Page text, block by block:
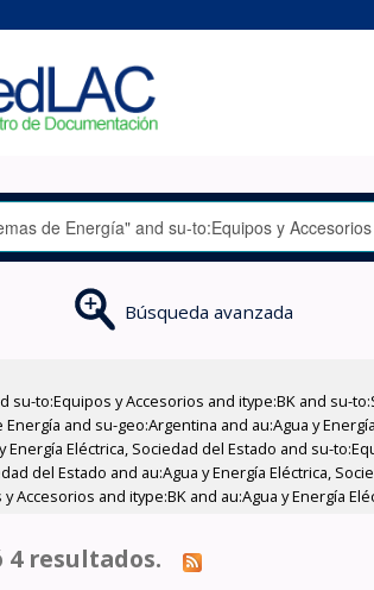
Búsqueda avanzada
to:Equipos y Accesorios and itype:BK and su-
and su-geo:Argentina and au:Agua y
Eléctrica, Sociedad del Estado and su-
del Estado and au:Agua y Energía Eléctrica,
and itype:BK and au:Agua y Energía
4 resultados.